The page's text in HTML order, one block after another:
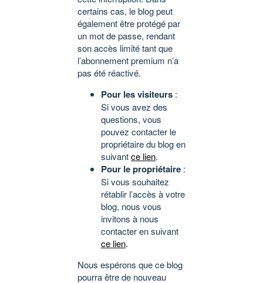
certains cas, le blog peut
également être protégé par
un mot de passe, rendant
son accès limité tant que
l’abonnement premium n’a
pas été réactivé.
Pour les visiteurs :
Si vous avez des
questions, vous
pouvez contacter le
propriétaire du blog en
suivantce lien.
Pour le propriétaire :
Si vous souhaitez
rétablir l’accès à votre
blog, nous vous
invitons à nous
contacter en suivant
ce lien.
Nous espérons que ce blog
pourra être de nouveau